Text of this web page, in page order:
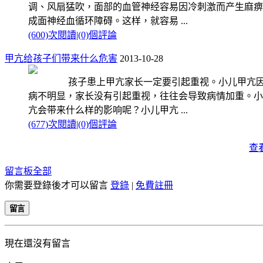
调、风扇猛吹，面部的血管神经容易因冷刺激而产生麻
成面神经血循环障碍。这样，就容易 ...
(600)次閱讀|(0)個評論
甲亢给孩子们带来什么危害 2013-10-28
孩子患上甲亢家长一定要引起重视。小儿甲亢
病不明显，家长没有引起重视，往往会导致病情加重。
亢会带来什么样的影响呢？小儿甲亢 ...
(677)次閱讀|(0)個評論
查
留言板全部
你需要登錄後才可以留言 登錄 | 免費註冊
留言
現在還沒有留言